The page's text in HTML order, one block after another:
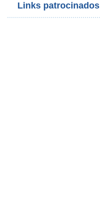
Links patrocinados